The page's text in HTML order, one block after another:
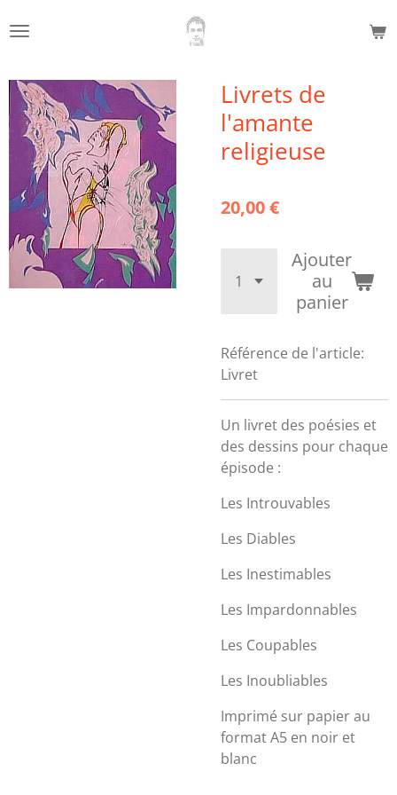
au
principal
Livrets de
l'amante
religieuse
20,00 €
Ajouter
au
panier
Référence de l'article:
Livret
Un livret des poésies et
des dessins pour chaque
épisode :
Les Introuvables
Les Diables
Les Inestimables
Les Impardonnables
Les Coupables
Les Inoubliables
Imprimé sur papier au
format A5 en noir et
blanc